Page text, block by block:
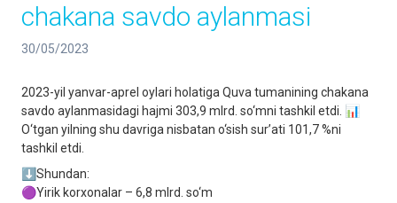
chakana savdo aylanmasi
30/05/2023
2023-yil yanvar-aprel oylari holatiga Quva tumanining chakana
savdo aylanmasidagi hajmi 303,9 mlrd. so‘mni tashkil etdi. 📊
O‘tgan yilning shu davriga nisbatan o‘sish sur’ati 101,7 %ni
tashkil etdi.
⬇️Shundan:
🟣Yirik korxonalar – 6,8 mlrd. so‘m